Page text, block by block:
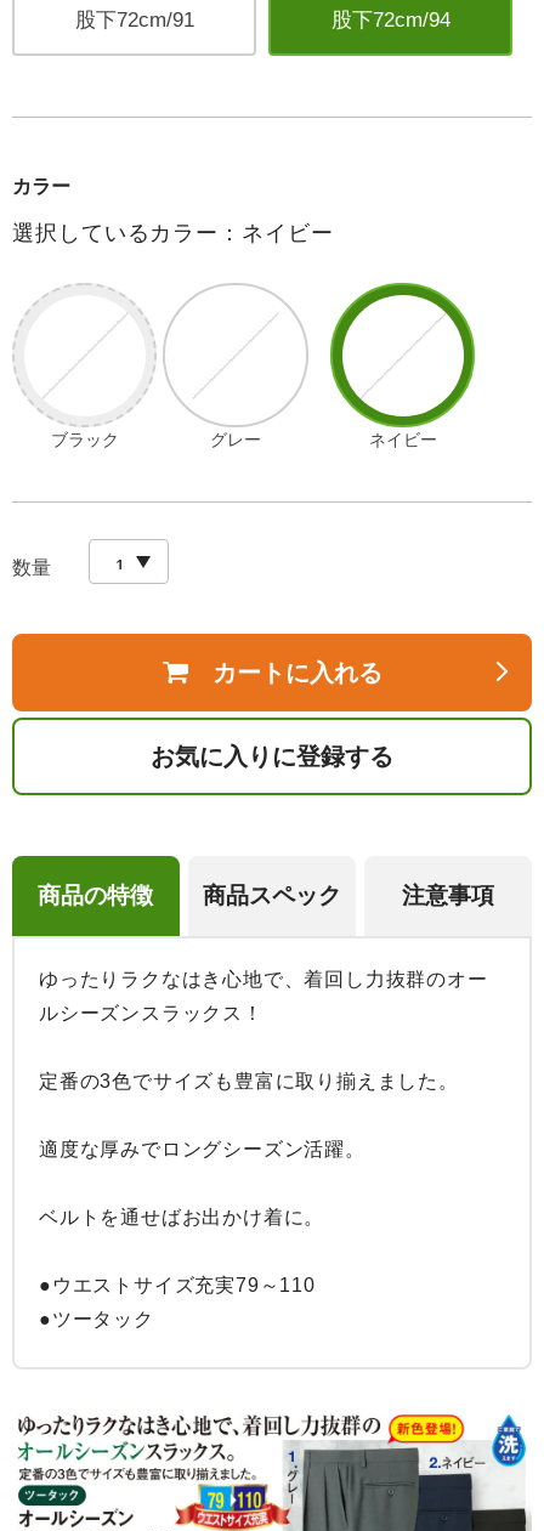
股下72cm/91 股下72cm/94
カラー
選択しているカラー：ネイビー
ブラック グレー ネイビー
数量
カートに入れる
お気に入りに登録する
商品の特徴 商品スペック 注意事項
ゆったりラクなはき心地で、着回し力抜群のオー
ルシーズンスラックス！
定番の3色でサイズも豊富に取り揃えました。
適度な厚みでロングシーズン活躍。
ベルトを通せばお出かけ着に。
●ウエストサイズ充実79～110
●ツータック